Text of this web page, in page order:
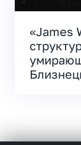
«James